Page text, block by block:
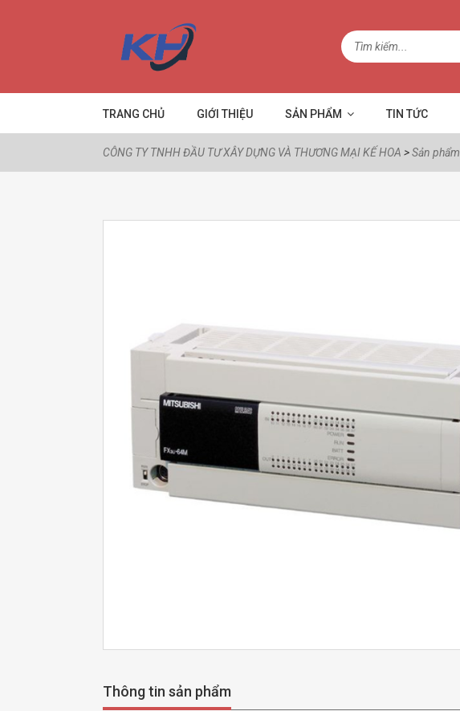
TRANG CHỦ GIỚI THIỆU SẢN PHẨM TIN TỨC
CÔNG TY TNHH ĐẦU TƯ XÂY DỰNG VÀ THƯƠNG MẠI KẾ HOA >Sản phẩm
Thông tin sản phẩm